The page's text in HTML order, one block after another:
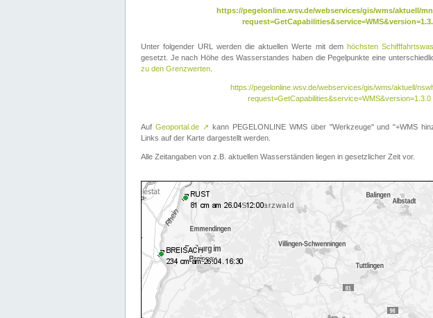
https://pegelonline.wsv.de/webservices/gis/wms/aktuell/
Unter folgender URL werden die aktuellen Werte mit dem höchsten
gesetzt. Je nach Höhe des Wasserstandes haben die Pegelpunkte eine
zu den Grenzwerten
https://pegelonline.wsv.de/webservices/gis/wms/aktuell/
request=GetCapabilities&service=WMS&version=1.3.0
Auf Geoportal.de ↗ kann PEGELONLINE WMS über "Werkzeuge" und "+WMS
Links auf der Karte dargestellt werden.
Alle Zeitangaben von z.B. aktuellen Wasserständen liegen in gesetzlicher Zeit vor.